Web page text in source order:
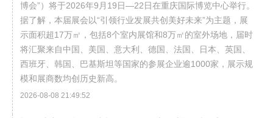
博会”）将于2026年9月19日—22日在重庆国际博览中心举行。
据了解，本届展会以“引领行业发展共创美好未来”为主题，展
示面积超17万㎡，包括8个室内展馆和8万㎡的室外场地，届时
将汇聚来自中国、美国、意大利、德国、法国、日本、英国、
西班牙、韩国、巴基斯坦等国家的参展企业逾1000家，展示规
模和展商数均创历史新高。
2026-08-08 21:49:52